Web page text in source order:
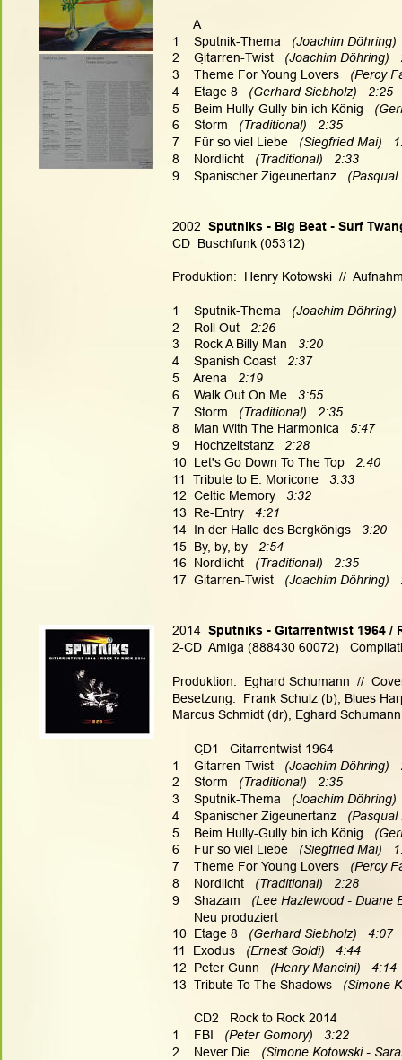
.
.
      A
1    Sputnik-Thema
(Joachim Döhring)
2    Gitarren-Twist
(Joachim Döhring)
3    Theme For Young Lovers
(Percy
4    Etage 8
  (Gerhard Siebholz)   2:25
5    Beim Hully-Gully bin ich König
6    Storm
  (Traditional)   2:35
7    Für so viel Liebe
(Siegfried Mai)
8    Nordlicht
  (Traditional)   2:33
9    Spanischer Zigeunertanz
(Pasqual
2002 Sputniks - Big Beat - Surf
CD  Buschfunk (05312)
Produktion:  Henry Kotowski  //
1    Sputnik-Thema
(Joachim Döhring)
2    Roll Out 2:26
3    Rock A Billy Man 3:20
4    Spanish Coast 2:37
5    Arena 2:19
6    Walk Out On Me 3:55
7    Storm
  (Traditional)   2:35
8    Man With The Harmonica 5:47
9    Hochzeitstanz 2:28
10  Let's Go Down To The Top 2:40
11  Tribute to E. Moricone 3:33
12  Celtic Memory 3:32
13  Re-Entry 4:21
14  In der Halle des Bergkönigs 3:20
15  By, by, by 2:54
16  Nordlicht
  (Traditional)   2:35
17  Gitarren-Twist
(Joachim Döhring)
2014 Sputniks - Gitarrentwist 1964 /
2-CD  Amiga (888430 60072)
Produktion:  Eghard Schumann  //
Besetzung:  Frank Schulz (b), Blues
Marcus Schmidt (dr), Eghard
      CD1   Gitarrentwist 1964
1    Gitarren-Twist
(Joachim Döhring)
2    Storm
  (Traditional)   2:35
3    Sputnik-Thema
(Joachim Döhring)
4    Spanischer Zigeunertanz
(Pasqual
5    Beim Hully-Gully bin ich König
6    Für so viel Liebe
(Siegfried Mai)
7    Theme For Young Lovers
(Percy
8    Nordlicht
  (Traditional)   2:28
9    Shazam
(Lee Hazlewood - Duane
      Neu produziert
10  Etage 8
  (Gerhard Siebholz)   4:07
11  Exodus
   (Ernest Goldi)   4:44
12  Peter Gunn
   (Henry Mancini)   4:14
13  Tribute To The Shadows
(Simone
      CD2   Rock to Rock 2014
1    FBI
  (Peter Gomory)   3:22
2    Never Die
(Simone Kotowski -